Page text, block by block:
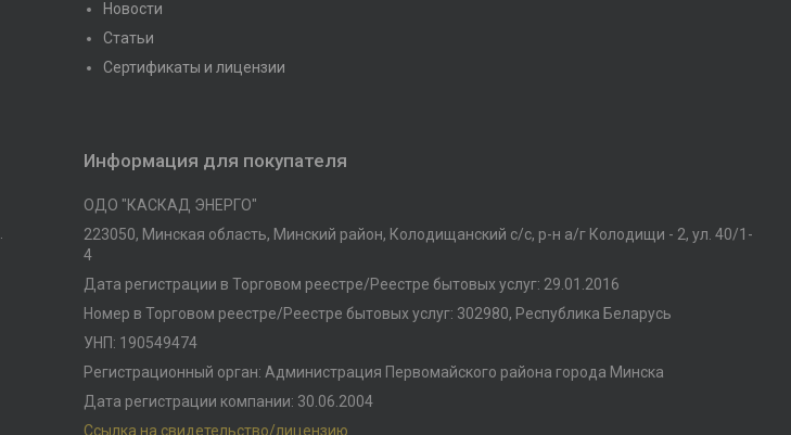
Новости
Статьи
Сертификаты и лицензии
Информация для покупателя
ОДО "КАСКАД ЭНЕРГО"
223050, Минская область, Минский район, Колодищанский с/с, р-н а/г Колодищи - 2, ул. 40/1-
4
Дата регистрации в Торговом реестре/Реестре бытовых услуг: 29.01.2016
Номер в Торговом реестре/Реестре бытовых услуг: 302980, Республика Беларусь
УНП: 190549474
Регистрационный орган: Администрация Первомайского района города Минска
Дата регистрации компании: 30.06.2004
Ссылка на свидетельство/лицензию